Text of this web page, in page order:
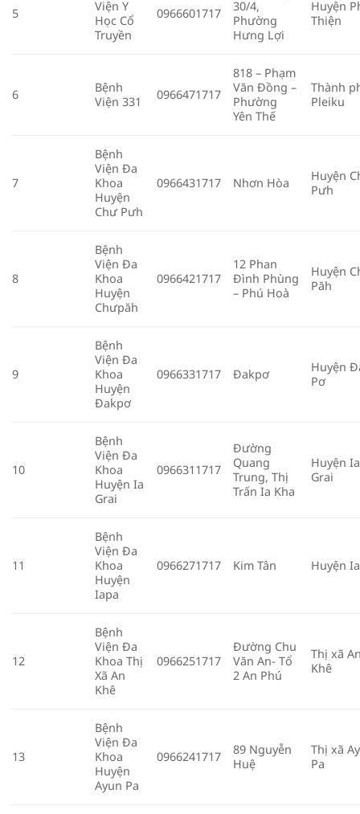
5
Viện Y
Học Cổ
Truyền
0966601717
30/4,
Phường
Hưng Lợi
Huyện
Thiện
6
Bệnh
Viện 331
0966471717
818 – Phạm
Văn Đồng –
Phường
Yên Thế
Thành
Pleiku
7
Bệnh
Viện Đa
Khoa
Huyện
Chư Pưh
0966431717 Nhơn Hòa
Huyện
Pưh
8
Bệnh
Viện Đa
Khoa
Huyện
Chưpăh
0966421717
12 Phan
Đình Phùng
– Phú Hoà
Huyện
Păh
9
Bệnh
Viện Đa
Khoa
Huyện
Đakpơ
0966331717 Đakpơ
Huyện
Pơ
10
Bệnh
Viện Đa
Khoa
Huyện Ia
Grai
0966311717
Đường
Quang
Trung, Thị
Trấn Ia Kha
Huyện Ia
Grai
11
Bệnh
Viện Đa
Khoa
Huyện
Iapa
0966271717 Kim Tân Huyện
12
Bệnh
Viện Đa
Khoa Thị
Xã An
Khê
0966251717
Đường Chu
Văn An- Tổ
2 An Phú
Thị xã
Khê
13
Bệnh
Viện Đa
Khoa
Huyện
Ayun Pa
0966241717
89 Nguyễn
Huệ
Thị xã
Pa